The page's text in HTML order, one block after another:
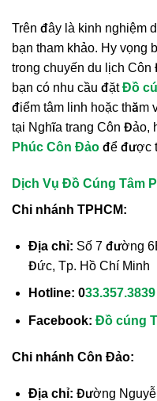
Trên đây là kinh nghiệm
bạn tham khảo. Hy vọng
trong chuyến du lịch
bạn có nhu cầu đặtĐồ
điểm tâm linh hoặc thăm
tại Nghĩa trang Côn Đảo,
Phúc Côn Đảo để được
Dịch Vụ Đồ Cúng Tâm
Chi nhánh TPHCM:
Địa chỉ: Số 7 đường
Đức, Tp. Hồ Chí Minh
Hotline: 033.357.3839
Facebook: Đồ cúng
Chi nhánh Côn Đảo:
Địa chỉ: Đường